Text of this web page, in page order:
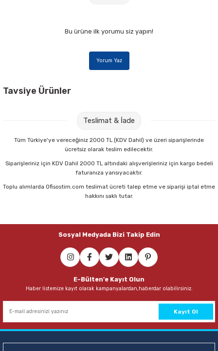
Bu ürüne ilk yorumu siz yapın!
Yorum Yaz
Tavsiye Ürünler
93,00 TL
Teslimat & İade
Tüm Türkiye'ye vereceğiniz 2000 TL (KDV Dahil) ve üzeri siparişlerinde
ücretsiz olarak teslim edilecektir.
Siparişleriniz için KDV Dahil 2000 TL altındaki alışverişleriniz için kargo bedeli
faturanıza yansıyacaktır.
Toplu alımlarda Ofisostim.com teslimat ücreti talep etme ve siparişi iptal etme
hakkını saklı tutar.
Sosyal Medyada Bizi Takip Edin
E-Bülten'e Kayıt Olun
Haber listemize kayıt olarak kampanyalardan,haberdar olabilirsiniz.
Kayıt Ol